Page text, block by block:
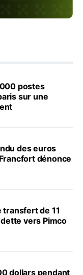
postes
sur une
des euros
dénonce
transfert de 11
vers Pimco
dollars pendant